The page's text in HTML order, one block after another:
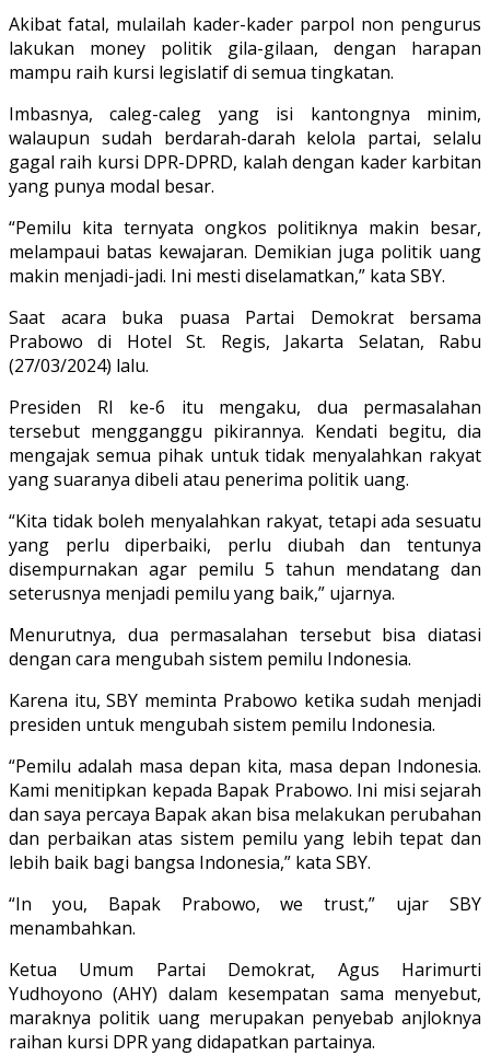
Akibat fatal, mulailah kader-kader parpol non pengurus
lakukan money politik gila-gilaan, dengan harapan
mampu raih kursi legislatif di semua tingkatan.
Imbasnya, caleg-caleg yang isi kantongnya minim,
walaupun sudah berdarah-darah kelola partai, selalu
gagal raih kursi DPR-DPRD, kalah dengan kader karbitan
yang punya modal besar.
“Pemilu kita ternyata ongkos politiknya makin besar,
melampaui batas kewajaran. Demikian juga politik uang
makin menjadi-jadi. Ini mesti diselamatkan,” kata SBY.
Saat acara buka puasa Partai Demokrat bersama
Prabowo di Hotel St. Regis, Jakarta Selatan, Rabu
(27/03/2024) lalu.
Presiden RI ke-6 itu mengaku, dua permasalahan
tersebut mengganggu pikirannya. Kendati begitu, dia
mengajak semua pihak untuk tidak menyalahkan rakyat
yang suaranya dibeli atau penerima politik uang.
“Kita tidak boleh menyalahkan rakyat, tetapi ada sesuatu
yang perlu diperbaiki, perlu diubah dan tentunya
disempurnakan agar pemilu 5 tahun mendatang dan
seterusnya menjadi pemilu yang baik,” ujarnya.
Menurutnya, dua permasalahan tersebut bisa diatasi
dengan cara mengubah sistem pemilu Indonesia.
Karena itu, SBY meminta Prabowo ketika sudah menjadi
presiden untuk mengubah sistem pemilu Indonesia.
“Pemilu adalah masa depan kita, masa depan Indonesia.
Kami menitipkan kepada Bapak Prabowo. Ini misi sejarah
dan saya percaya Bapak akan bisa melakukan perubahan
dan perbaikan atas sistem pemilu yang lebih tepat dan
lebih baik bagi bangsa Indonesia,” kata SBY.
“In you, Bapak Prabowo, we trust,” ujar SBY
menambahkan.
Ketua Umum Partai Demokrat, Agus Harimurti
Yudhoyono (AHY) dalam kesempatan sama menyebut,
maraknya politik uang merupakan penyebab anjloknya
raihan kursi DPR yang didapatkan partainya.